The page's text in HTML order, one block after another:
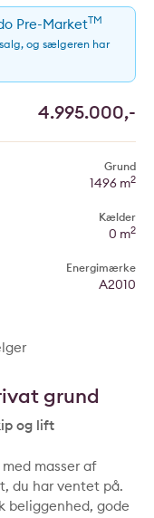
Pre-MarketTM
og sælgeren har
4.995.000,-
Grund
1496 m2
Kælder
0 m2
Energimærke
A2010
grund
og lift
masser af
du har ventet på.
beliggenhed, gode